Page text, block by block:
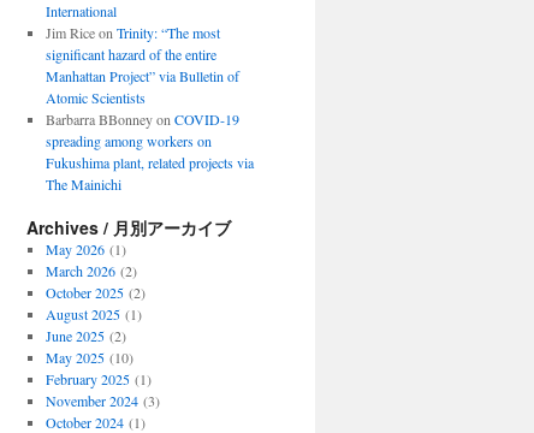
International
Jim Riceon Trinity: “The most
significant hazard of the entire
Manhattan Project” via Bulletin of
Atomic Scientists
Barbarra BBonneyon COVID-19
spreading among workers on
Fukushima plant, related projects via
The Mainichi
Archives / 月別アーカイブ
May 2026(1)
March 2026(2)
October 2025(2)
August 2025(1)
June 2025(2)
May 2025(10)
February 2025(1)
November 2024(3)
October 2024(1)